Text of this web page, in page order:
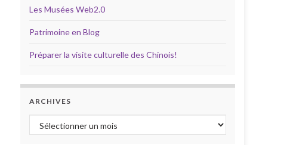
Les Musées Web2.0
Patrimoine en Blog
Préparer la visite culturelle des Chinois!
ARCHIVES
Archives